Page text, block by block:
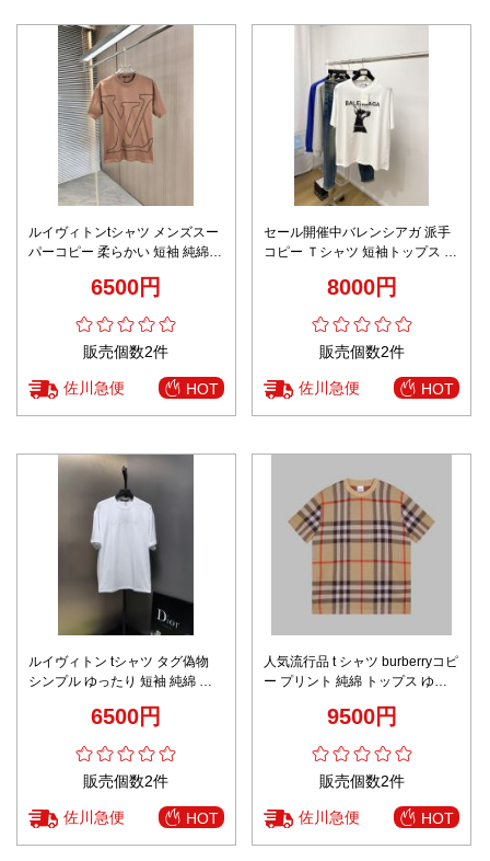
ルイヴィトンtシャツ メンズスー
パーコピー 柔らかい 短袖 純綿
6500円
販売個数2件
佐川急便 HOT
セール開催中バレンシアガ 派手
コピー Ｔシャツ 短袖トップス シ
用 ホワイト8000円
販売個数2件
佐川急便 HOT
ルイヴィトン tシャツ タグ偽物
シンプル ゆったり 短袖 純綿 ト
6500円
販売個数2件
佐川急便 HOT
人気流行品 t シャツ burberryコピ
ー プリント 純綿 トップス ゆっ
9500円
販売個数2件
佐川急便 HOT